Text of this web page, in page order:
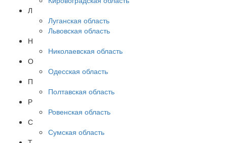
Л
Луганская область
Львовская область
Н
Николаевская область
О
Одесская область
П
Полтавская область
Р
Ровенская область
С
Сумская область